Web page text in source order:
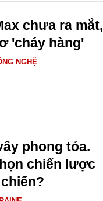
chưa ra mắt,
'cháy hàng'
NGHỆ
phong tỏa.
chiến lược